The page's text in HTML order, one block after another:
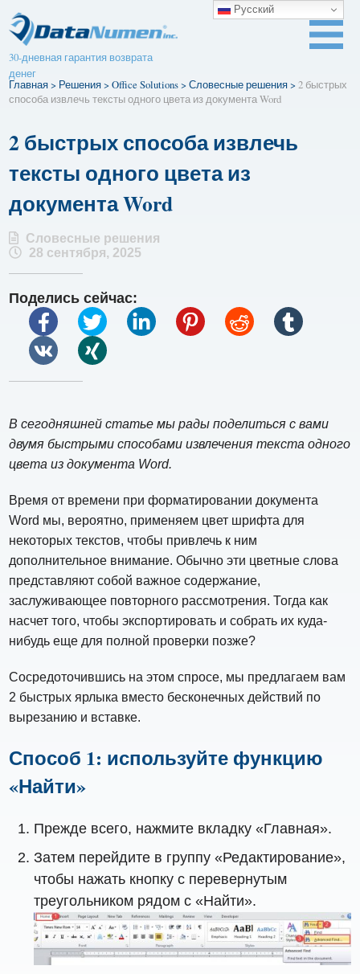
30-дневная гарантия возврата
денег
Главная> Решения>Office Solutions>Словесные решения>2 быстрых
способа извлечь тексты одного цвета из документа Word
2 быстрых способа извлечь
тексты одного цвета из
документа Word
Словесные решения
28 сентября, 2025
Поделись сейчас:
В сегодняшней статье мы рады поделиться с вами
двумя быстрыми способами извлечения текста одного
цвета из документа Word.
Время от времени при форматировании документа
Word мы, вероятно, применяем цвет шрифта для
некоторых текстов, чтобы привлечь к ним
дополнительное внимание. Обычно эти цветные слова
представляют собой важное содержание,
заслуживающее повторного рассмотрения. Тогда как
насчет того, чтобы экспортировать и собрать их куда-
нибудь еще для полной проверки позже?
Сосредоточившись на этом спросе, мы предлагаем вам
2 быстрых ярлыка вместо бесконечных действий по
вырезанию и вставке.
Способ 1: используйте функцию
«Найти»
Прежде всего, нажмите вкладку «Главная».
Затем перейдите в группу «Редактирование»,
чтобы нажать кнопку с перевернутым
треугольником рядом с «Найти».
Русский